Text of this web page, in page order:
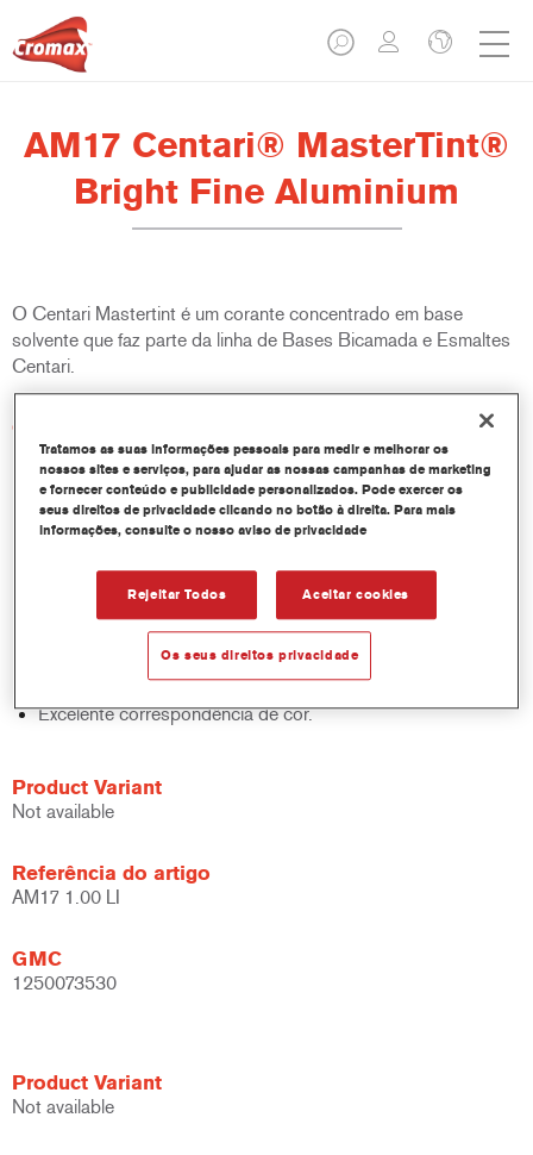
AM17 Centari® MasterTint®
Bright Fine Aluminium
O Centari Mastertint é um corante concentrado em base
solvente que faz parte da linha de Bases Bicamada e Esmaltes
Centari.
Características do produto
Sistema de pintura em base solvente distinto, versátil e de
fácil utilização.
Um equipamento de mistura único disponibiliza todas as
qualidades de tinta em base solvente - médio e alto teor de
Fácil administração.
Economiza espaço de armazenamento.
Baseado na comprovada tecnologia de corantes
concentrados Cromax.
Excelente correspondência de cor.
Product Variant
Not available
Referência do artigo
AM17 1.00 LI
GMC
1250073530
Product Variant
Not available
Tratamos as suas informações pessoais para medir e melhorar os
nossos sites e serviços, para ajudar as nossas campanhas de marketing
e fornecer conteúdo e publicidade personalizados. Pode exercer os
seus direitos de privacidade clicando no botão à direita. Para mais
informações, consulte o nosso aviso de privacidade
Rejeitar Todos Aceitar cookies
Os seus direitos privacidade